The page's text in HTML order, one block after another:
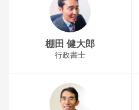
棚田 健大郎
行政書士